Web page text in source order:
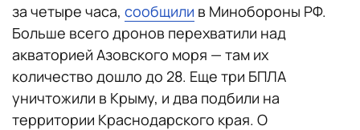
за четыре часа, сообщили в Минобороны РФ.
Больше всего дронов перехватили над
акваторией Азовского моря — там их
количество дошло до 28. Еще три БПЛА
уничтожили в Крыму, и два подбили на
территории Краснодарского края. О